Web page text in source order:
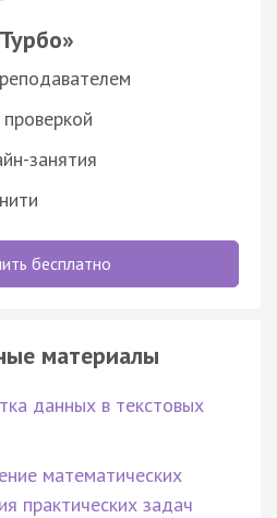
занятия
бесплатно
материалы
данных в текстовых
математических
практических задач